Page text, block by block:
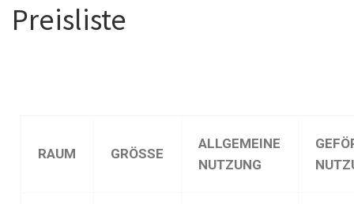
Preisliste
RAUM GRÖSSE
ALLGEMEINE
NUTZUNG